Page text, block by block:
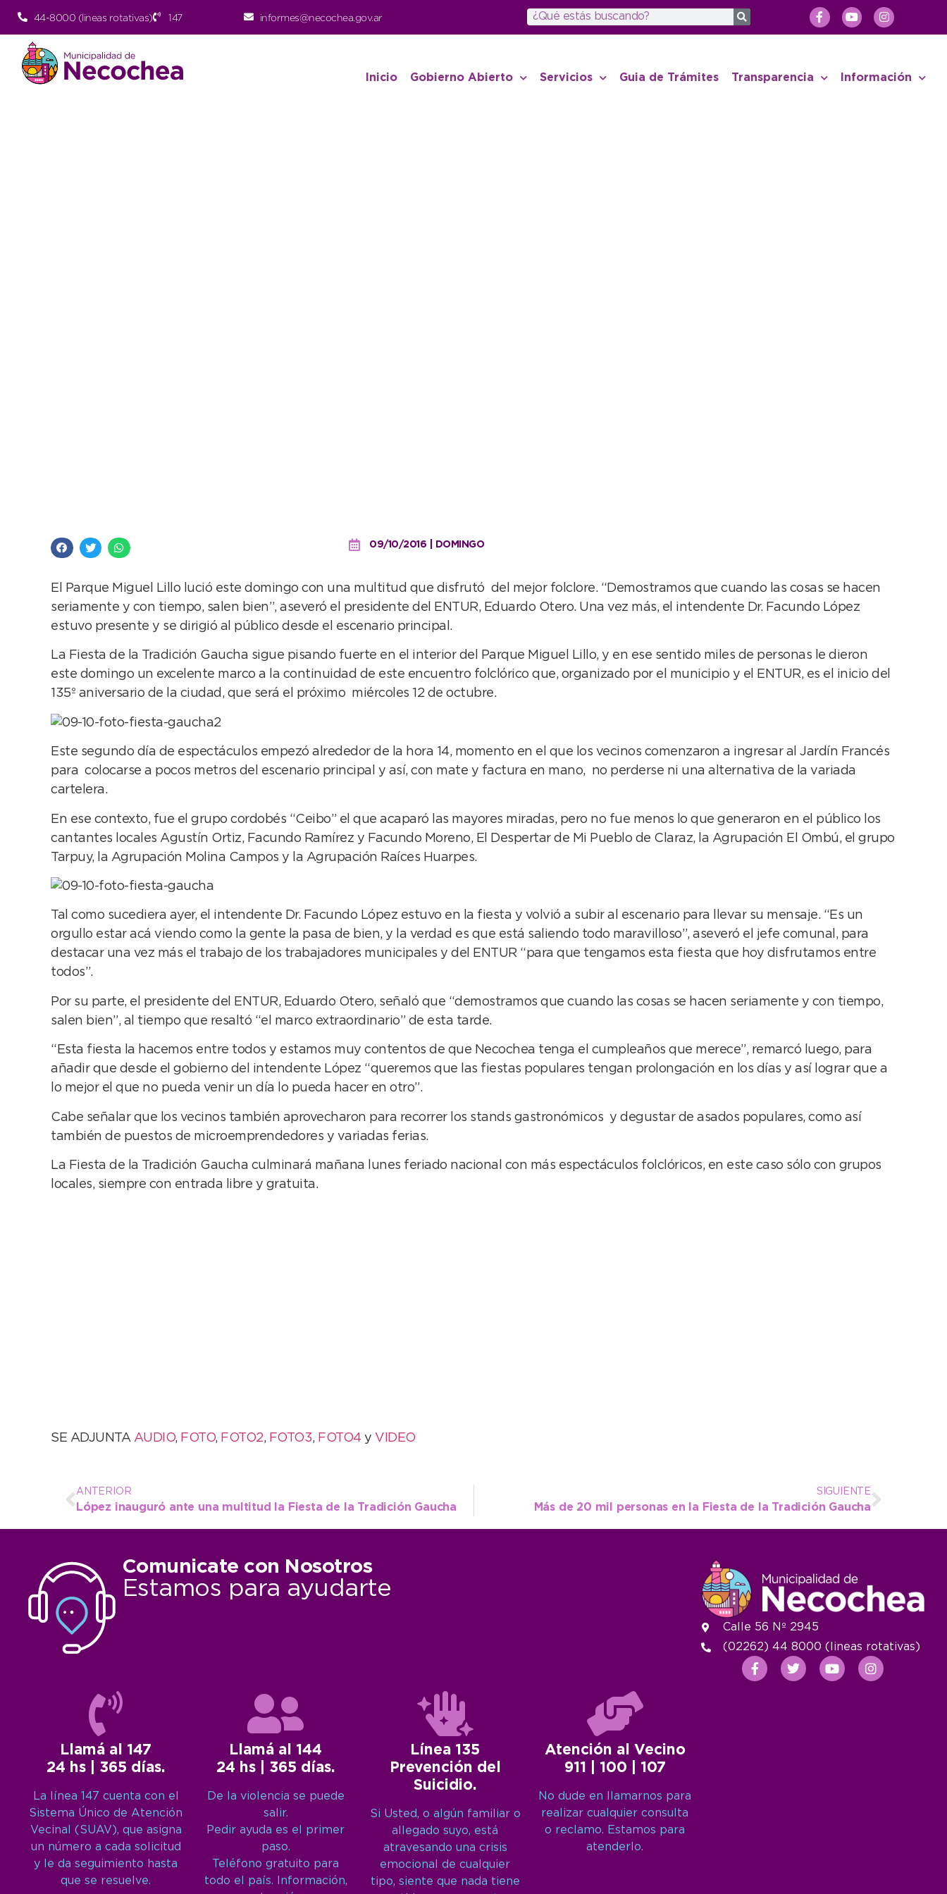
44-8000 (lineas rotativas) 147 informes@necochea.gov.ar
Inicio Gobierno Abierto Servicios Guia de Trámites Transparencia Información
09/10/2016 | DOMINGO
El Parque Miguel Lillo lució este domingo con una multitud que disfrutó del mejor folclore. “Demostramos que cuando las cosas se hacen
seriamente y con tiempo, salen bien”, aseveró el presidente del ENTUR, Eduardo Otero. Una vez más, el intendente Dr. Facundo López
estuvo presente y se dirigió al público desde el escenario principal.
La Fiesta de la Tradición Gaucha sigue pisando fuerte en el interior del Parque Miguel Lillo, y en ese sentido miles de personas le dieron
este domingo un excelente marco a la continuidad de este encuentro folclórico que, organizado por el municipio y el ENTUR, es el inicio del
135º aniversario de la ciudad, que será el próximo miércoles 12 de octubre.
Este segundo día de espectáculos empezó alrededor de la hora 14, momento en el que los vecinos comenzaron a ingresar al Jardín Francés
para colocarse a pocos metros del escenario principal y así, con mate y factura en mano, no perderse ni una alternativa de la variada
cartelera.
En ese contexto, fue el grupo cordobés “Ceibo” el que acaparó las mayores miradas, pero no fue menos lo que generaron en el público los
cantantes locales Agustín Ortiz, Facundo Ramírez y Facundo Moreno, El Despertar de Mi Pueblo de Claraz, la Agrupación El Ombú, el grupo
Tarpuy, la Agrupación Molina Campos y la Agrupación Raíces Huarpes.
Tal como sucediera ayer, el intendente Dr. Facundo López estuvo en la fiesta y volvió a subir al escenario para llevar su mensaje. “Es un
orgullo estar acá viendo como la gente la pasa de bien, y la verdad es que está saliendo todo maravilloso”, aseveró el jefe comunal, para
destacar una vez más el trabajo de los trabajadores municipales y del ENTUR “para que tengamos esta fiesta que hoy disfrutamos entre
todos”.
Por su parte, el presidente del ENTUR, Eduardo Otero, señaló que “demostramos que cuando las cosas se hacen seriamente y con tiempo,
salen bien”, al tiempo que resaltó “el marco extraordinario” de esta tarde.
“Esta fiesta la hacemos entre todos y estamos muy contentos de que Necochea tenga el cumpleaños que merece”, remarcó luego, para
añadir que desde el gobierno del intendente López “queremos que las fiestas populares tengan prolongación en los días y así lograr que a
lo mejor el que no pueda venir un día lo pueda hacer en otro”.
Cabe señalar que los vecinos también aprovecharon para recorrer los stands gastronómicos y degustar de asados populares, como así
también de puestos de microemprendedores y variadas ferias.
La Fiesta de la Tradición Gaucha culminará mañana lunes feriado nacional con más espectáculos folclóricos, en este caso sólo con grupos
locales, siempre con entrada libre y gratuita.
SE ADJUNTA AUDIO, FOTO, FOTO2, FOTO3, FOTO4 y VIDEO
ANTERIOR
López inauguró ante una multitud la Fiesta de la Tradición Gaucha
SIGUIENTE
Más de 20 mil personas en la Fiesta de la Tradición Gaucha
Comunicate con Nosotros
Estamos para ayudarte
Llamá al 147
24 hs | 365 días.
La línea 147 cuenta con el
Sistema Único de Atención
Vecinal (SUAV), que asigna
un número a cada solicitud
y le da seguimiento hasta
que se resuelve.
Llamá al 144
24 hs | 365 días.
De la violencia se puede
salir.
Pedir ayuda es el primer
paso.
Teléfono gratuito para
todo el país. Información,
Línea 135
Prevención del
Suicidio.
Si Usted, o algún familiar o
allegado suyo, está
atravesando una crisis
emocional de cualquier
tipo, siente que nada tiene
Atención al Vecino
911 | 100 | 107
No dude en llamarnos para
realizar cualquier consulta
o reclamo. Estamos para
atenderlo.
Calle 56 Nº 2945
(02262) 44 8000 (lineas rotativas)